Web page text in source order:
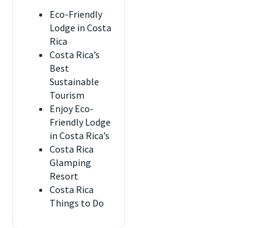
Eco-Friendly
Lodge in Costa
Rica
Costa Rica’s
Best
Sustainable
Tourism
Enjoy Eco-
Friendly Lodge
in Costa Rica’s
Costa Rica
Glamping
Resort
Costa Rica
Things to Do